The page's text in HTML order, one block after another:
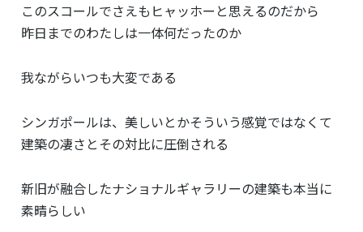
このスコールでさえもヒャッホーと思えるのだから
昨日までのわたしは一体何だったのか
我ながらいつも大変である
シンガポールは、美しいとかそういう感覚ではなくて
建築の凄さとその対比に圧倒される
新旧が融合したナショナルギャラリーの建築も本当に
素晴らしい